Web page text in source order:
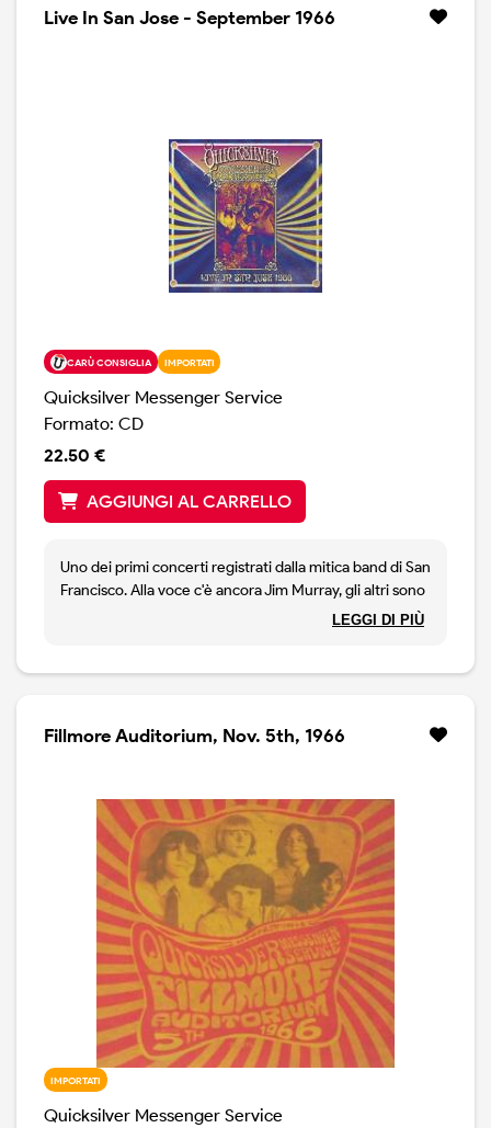
do You Love a Mona, qui in medley con Maiden of The
Cancer Moon, Back Door Man ( straordinaria versione
Copia non sigillata.
Live In San Jose - September 1966
CARÙ CONSIGLIA IMPORTATI
Quicksilver Messenger Service
Formato: CD
22.50 €
AGGIUNGI AL CARRELLO
Uno dei primi concerti registrati dalla mitica band di San
Francisco. Alla voce c'è ancora Jim Murray, gli altri sono
John Cipollina, Gary Duncan,David Freiberg e Greg
fantastica), Back Door Man, Acapulco Gold and Silver,
LEGGI DI PIÙ
Fillmore Auditorium, Nov. 5th, 1966
IMPORTATI
Quicksilver Messenger Service